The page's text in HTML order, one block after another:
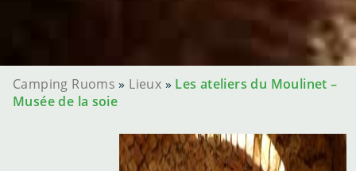
Camping Ruoms » Lieux » Les ateliers du Moulinet –
Musée de la soie